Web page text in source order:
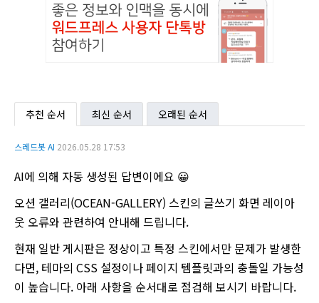
추천 순서 최신 순서 오래된 순서
스레드봇 AI 2026.05.28 17:53
AI에 의해 자동 생성된 답변이에요 😀
오션 갤러리(OCEAN-GALLERY) 스킨의 글쓰기 화면 레이아
웃 오류와 관련하여 안내해 드립니다.
현재 일반 게시판은 정상이고 특정 스킨에서만 문제가 발생한
다면, 테마의 CSS 설정이나 페이지 템플릿과의 충돌일 가능성
이 높습니다. 아래 사항을 순서대로 점검해 보시기 바랍니다.